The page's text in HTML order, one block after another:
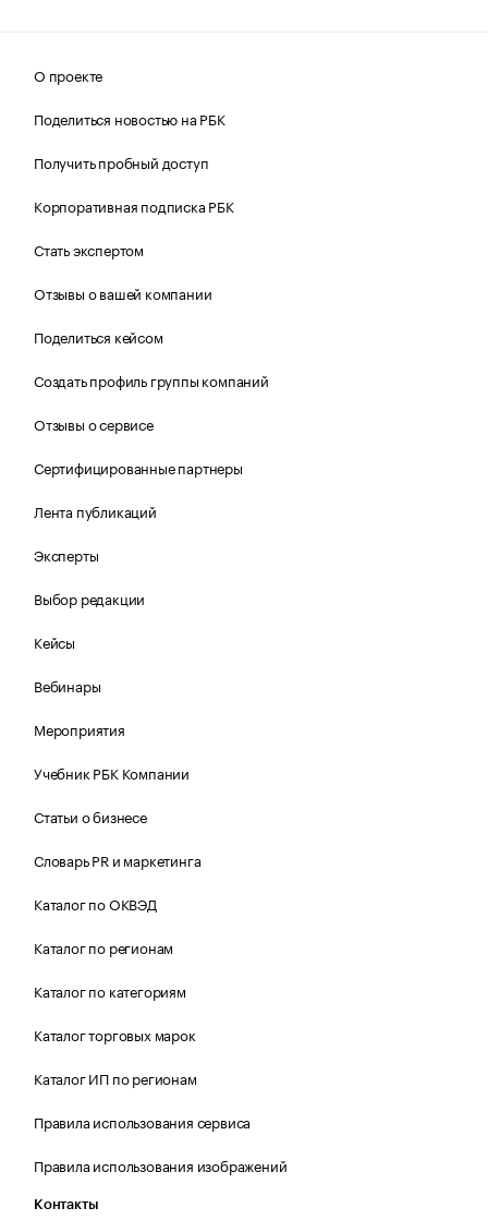
О проекте
Поделиться новостью на РБК
Получить пробный доступ
Корпоративная подписка РБК
Стать экспертом
Отзывы о вашей компании
Поделиться кейсом
Создать профиль группы компаний
Отзывы о сервисе
Сертифицированные партнеры
Лента публикаций
Эксперты
Выбор редакции
Кейсы
Вебинары
Мероприятия
Учебник РБК Компании
Статьи о бизнесе
Словарь PR и маркетинга
Каталог по ОКВЭД
Каталог по регионам
Каталог по категориям
Каталог торговых марок
Каталог ИП по регионам
Правила использования сервиса
Правила использования изображений
Контакты